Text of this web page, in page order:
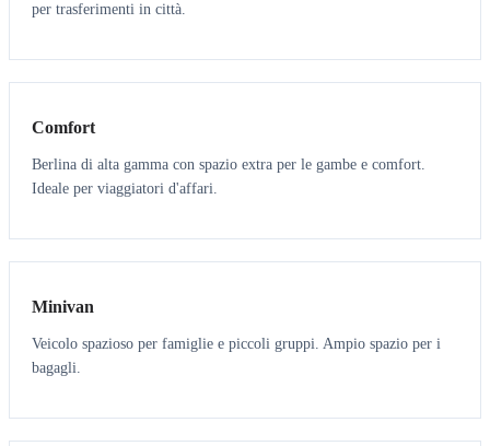
per trasferimenti in città.
3 3
Comfort
Berlina di alta gamma con spazio extra per le gambe e comfort.
Ideale per viaggiatori d'affari.
6 5
Minivan
Veicolo spazioso per famiglie e piccoli gruppi. Ampio spazio per i
bagagli.
7 7